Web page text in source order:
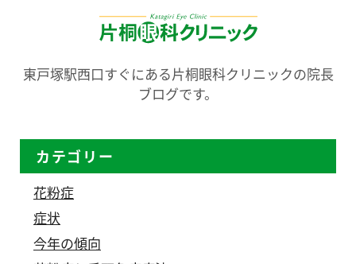
東戸塚駅西口すぐにある片桐眼科クリニックの院長
ブログです。
カテゴリー
花粉症
症状
今年の傾向